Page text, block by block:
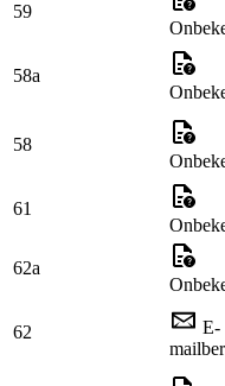
59
58a
58
61
62a
62
E-